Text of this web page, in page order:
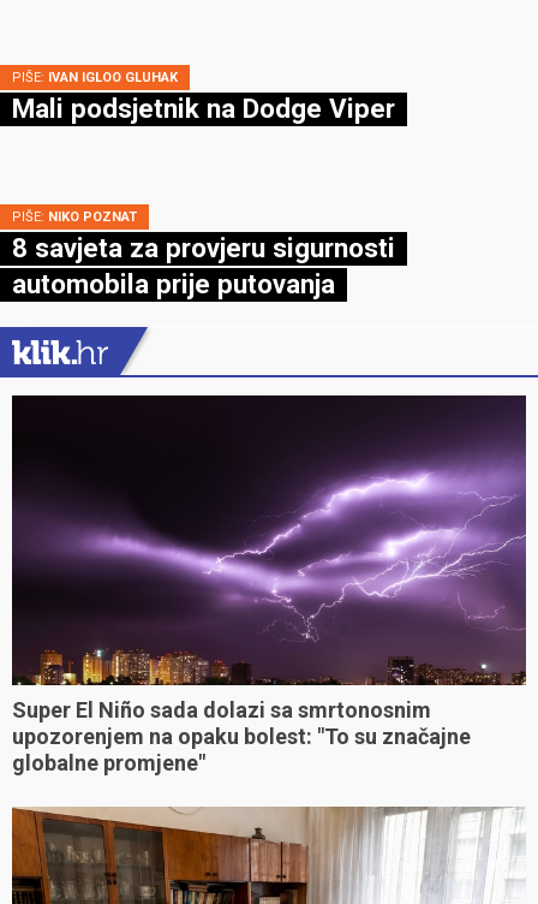
PIŠE: IVAN IGLOO GLUHAK
Mali podsjetnik na Dodge Viper
PIŠE: NIKO POZNAT
8 savjeta za provjeru sigurnosti
automobila prije putovanja
Super El Niño sada dolazi sa smrtonosnim
upozorenjem na opaku bolest: "To su značajne
globalne promjene"